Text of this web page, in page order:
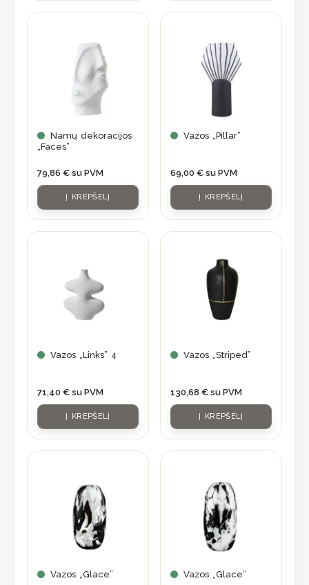
Namų dekoracijos
„Faces”
79,86 € su PVM
Į KREPŠELĮ
Vazos „Pillar”
69,00 € su PVM
Į KREPŠELĮ
Vazos „Links” 4
71,40 € su PVM
Į KREPŠELĮ
Vazos „Striped”
130,68 € su PVM
Į KREPŠELĮ
Vazos „Glace” Vazos „Glace”